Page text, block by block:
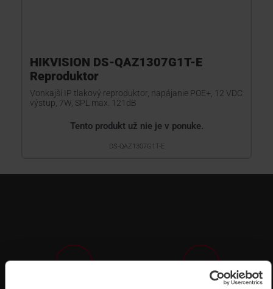
HIKVISION DS-QAZ1307G1T-E
Reproduktor
Vonkajší IP tlakový reproduktor, napájanie POE+, 12 VDC
výstup, 7W, SPL max. 121dB
Tento produkt už nie je v ponuke.
DS-QAZ1307G1T-E